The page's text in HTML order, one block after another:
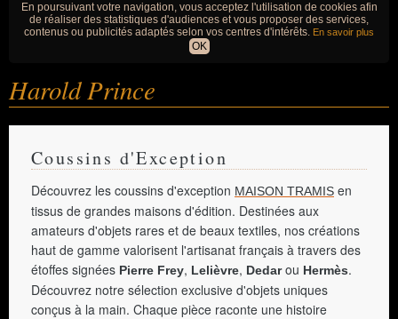
En poursuivant votre navigation, vous acceptez l'utilisation de cookies afin
de réaliser des statistiques d'audiences et vous proposer des services,
contenus ou publicités adaptés selon vos centres d'intérêts. En savoir plus
OK
Harold Prince
Coussins d'Exception
Découvrez les coussins d'exception MAISON TRAMIS en
tissus de grandes maisons d'édition. Destinées aux
amateurs d'objets rares et de beaux textiles, nos créations
haut de gamme valorisent l'artisanat français à travers des
étoffes signées Pierre Frey, Lelièvre, Dedarou Hermès.
Découvrez notre sélection exclusive d'objets uniques
conçus à la main. Chaque pièce raconte une histoire